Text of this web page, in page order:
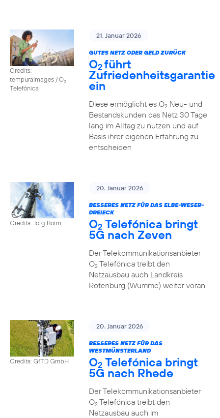
Credits:
tempuraImages / O2
Telefónica
21. Januar 2026
GUTES NETZ ODER GELD ZURÜCK
O2führt
Zufriedenheitsgarantie
ein
Diese ermöglicht es O2Neu- und
Bestandskunden das Netz 30 Tage
lang im Alltag zu nutzen und auf
Basis ihrer eigenen Erfahrung zu
entscheiden
Credits: Jörg Borm
20. Januar 2026
BESSERES NETZ FÜR DAS ELBE-WESER-
DREIECK
O2 Telefónica bringt
5G nach Zeven
Der Telekommunikationsanbieter
O2Telefónica treibt den
Netzausbau auch Landkreis
Rotenburg (Wümme) weiter voran.
Credits: GfTD GmbH
20. Januar 2026
BESSERES NETZ FÜR DAS
WESTMÜNSTERLAND
O2 Telefónica bringt
5G nach Rhede
Der Telekommunikationsanbieter
O2Telefónica treibt den
Netzausbau auch im